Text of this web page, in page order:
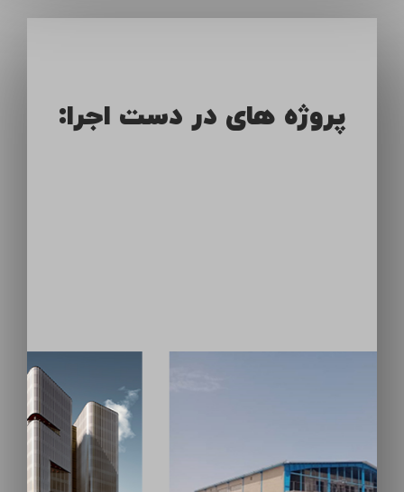
پروژه های در دست اجرا: